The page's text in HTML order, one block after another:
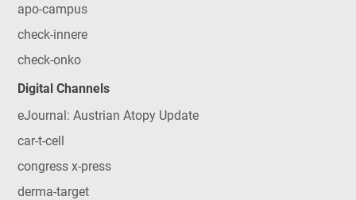
apo-campus
check-innere
check-onko
Digital Channels
eJournal: Austrian Atopy Update
car-t-cell
congress x-press
derma-target